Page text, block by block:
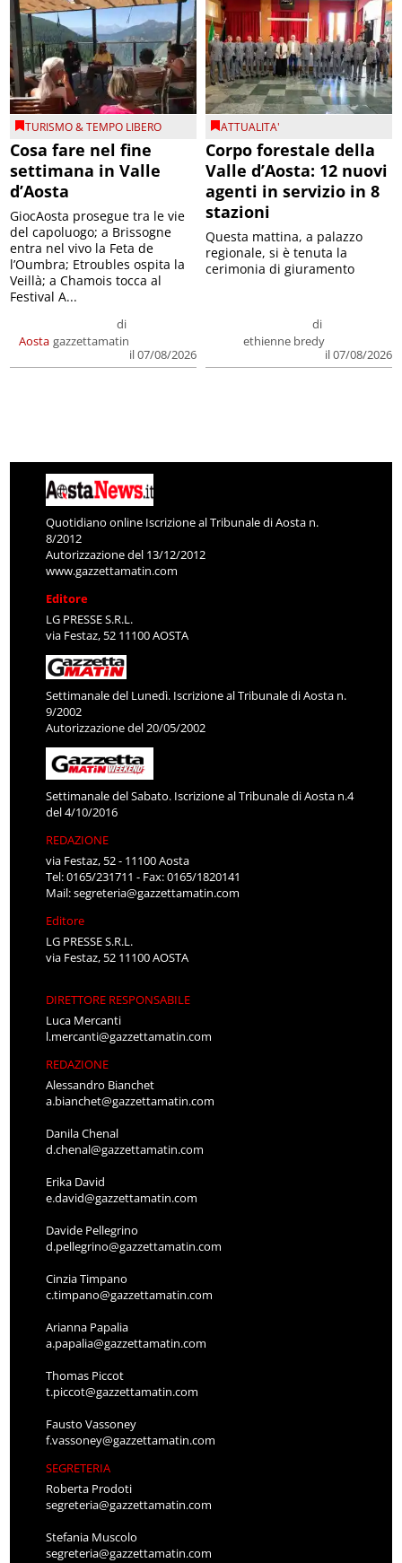
TURISMO & TEMPO LIBERO
Cosa fare nel fine
settimana in Valle
d’Aosta
Aosta
di
gazzettamatin
il 07/08/2026
GiocAosta prosegue tra le vie
del capoluogo; a Brissogne
entra nel vivo la Feta de
l’Oumbra; Etroubles ospita la
Veillà; a Chamois tocca al
Festival A...
ATTUALITA'
Corpo forestale della
Valle d’Aosta: 12 nuovi
agenti in servizio in 8
stazioni
di
ethienne bredy
il 07/08/2026
Questa mattina, a palazzo
regionale, si è tenuta la
cerimonia di giuramento
Quotidiano online Iscrizione al Tribunale di Aosta n.
8/2012
Autorizzazione del 13/12/2012
www.gazzettamatin.com
Editore
LG PRESSE S.R.L.
via Festaz, 52 11100 AOSTA
Settimanale del Lunedì. Iscrizione al Tribunale di Aosta n.
9/2002
Autorizzazione del 20/05/2002
Settimanale del Sabato. Iscrizione al Tribunale di Aosta n.4
del 4/10/2016
REDAZIONE
via Festaz, 52 - 11100 Aosta
Tel: 0165/231711 - Fax: 0165/1820141
Mail:segreteria@gazzettamatin.com
Editore
LG PRESSE S.R.L.
via Festaz, 52 11100 AOSTA
DIRETTORE RESPONSABILE
Luca Mercanti
l.mercanti@gazzettamatin.com
REDAZIONE
Alessandro Bianchet
a.bianchet@gazzettamatin.com
Danila Chenal
d.chenal@gazzettamatin.com
Erika David
e.david@gazzettamatin.com
Davide Pellegrino
d.pellegrino@gazzettamatin.com
Cinzia Timpano
c.timpano@gazzettamatin.com
Arianna Papalia
a.papalia@gazzettamatin.com
Thomas Piccot
t.piccot@gazzettamatin.com
Fausto Vassoney
f.vassoney@gazzettamatin.com
SEGRETERIA
Roberta Prodoti
segreteria@gazzettamatin.com
Stefania Muscolo
segreteria@gazzettamatin.com